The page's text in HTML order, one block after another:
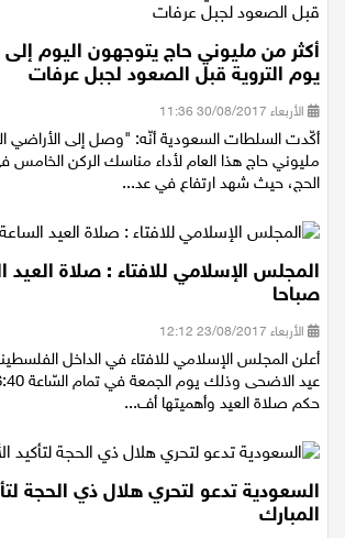
أكثر من مليوني حاج يتوجهون اليوم
يوم التروية قبل الصعود لجبل عرفات
الأربعاء 30/08/2017 11:36
أكّدت السلطات السعودية أنّه: "وصل إلى الأراضي
مليوني حاج هذا العام لأداء مناسك الركن الخامس
الحج، حيث شهد ارتفاع في عد...
صباحا
الأربعاء 23/08/2017 12:12
أعلن المجلس الإسلامي للافتاء في الداخل
حكم صلاة العيد وأهميتها أف...
السعودية تدعو لتحري هلال ذي الحجة
المبارك